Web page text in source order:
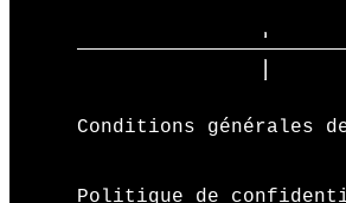
Conditions générales
Politique de